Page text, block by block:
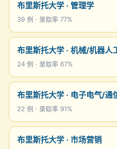
布里斯托大学 · 管理学
39 例 · 录取率 77%
布里斯托大学 · 机械/机器人
24 例 · 录取率 67%
布里斯托大学 · 电子电气/通
22 例 · 录取率 91%
布里斯托大学 · 市场营销